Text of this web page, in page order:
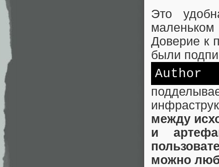
Это
Доверие к
были
Author
между
и
можно